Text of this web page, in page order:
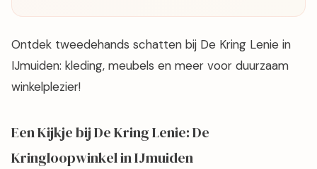
Ontdek tweedehands schatten bij De Kring Lenie in
IJmuiden: kleding, meubels en meer voor duurzaam
winkelplezier!
Een Kijkje bij De Kring Lenie: De
Kringloopwinkel in IJmuiden